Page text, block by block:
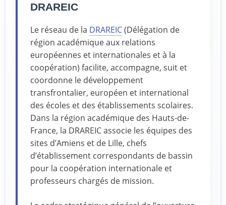
DRAREIC
Le réseau de la DRAREIC(Délégation de
région académique aux relations
européennes et internationales et à la
coopération) facilite, accompagne, suit et
coordonne le développement
transfrontalier, européen et international
des écoles et des établissements scolaires.
Dans la région académique des Hauts-de-
France, la DRAREIC associe les équipes des
sites d’Amiens et de Lille, chefs
d’établissement correspondants de bassin
pour la coopération internationale et
professeurs chargés de mission.